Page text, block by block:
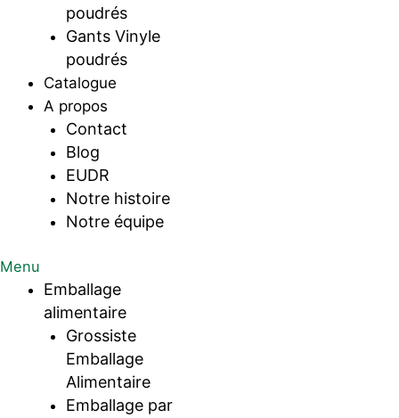
poudrés
Gants Vinyle
poudrés
Catalogue
A propos
Contact
Blog
EUDR
Notre histoire
Notre équipe
Menu
Emballage
alimentaire
Grossiste
Emballage
Alimentaire
Emballage par